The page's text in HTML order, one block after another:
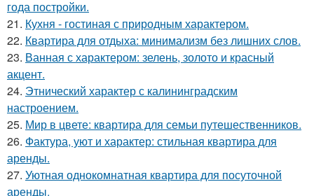
года постройки.
21. Кухня - гостиная с природным характером.
22. Квартира для отдыха: минимализм без лишних слов.
23. Ванная с характером: зелень, золото и красный
акцент.
24. Этнический характер с калининградским
настроением.
25. Мир в цвете: квартира для семьи путешественников.
26. Фактура, уют и характер: стильная квартира для
аренды.
27. Уютная однокомнатная квартира для посуточной
аренды.